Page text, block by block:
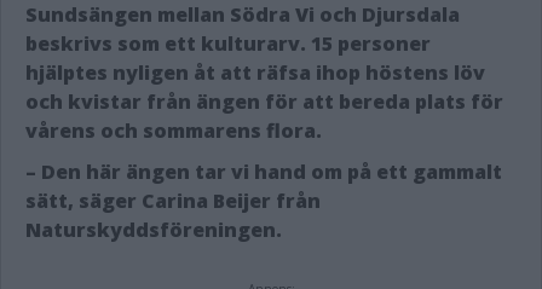
Sundsängen mellan Södra Vi och Djursdala
beskrivs som ett kulturarv. 15 personer
hjälptes nyligen åt att räfsa ihop höstens löv
och kvistar från ängen för att bereda plats för
vårens och sommarens flora.
– Den här ängen tar vi hand om på ett gammalt
sätt, säger Carina Beijer från
Naturskyddsföreningen.